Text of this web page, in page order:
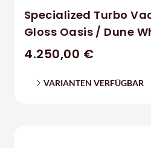
Specialized Turbo
Gloss Oasis / Dune
4.250,00 €
VARIANTEN VERFÜGBAR